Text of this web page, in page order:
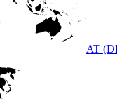
AT